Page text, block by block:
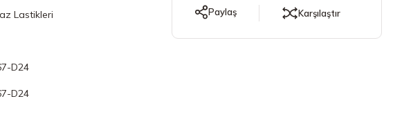
Lastikleri
D24
D24
Paylaş Karşılaştır